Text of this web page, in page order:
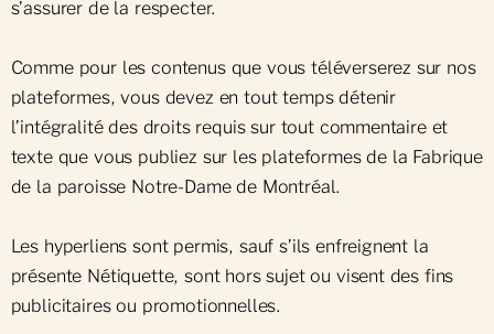
s’assurer de la respecter.
Comme pour les contenus que vous téléverserez sur nos
plateformes, vous devez en tout temps détenir
l’intégralité des droits requis sur tout commentaire et
texte que vous publiez sur les plateformes de la Fabrique
de la paroisse Notre-Dame de Montréal.
Les hyperliens sont permis, sauf s’ils enfreignent la
présente Nétiquette, sont hors sujet ou visent des fins
publicitaires ou promotionnelles.